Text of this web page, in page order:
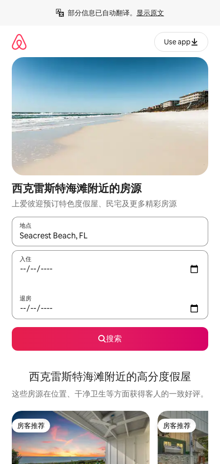
部分信息已自动翻译。 显示原文
Use app
西克雷斯特海滩附近的房源
上爱彼迎预订特色度假屋、民宅及更多精彩房源
地点
如有搜索结果，请使用上下方向键查看，或通过点击或滑动手势
入住
退房
搜索
西克雷斯特海滩附近的高分度假屋
这些房源在位置、干净卫生等方面获得客人的一致好评。
房客推荐
房客推荐 房客推荐
房客推荐